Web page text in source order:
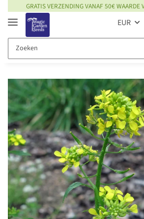
GRATIS VERZENDING VANAF 50€ WAARDE
EUR